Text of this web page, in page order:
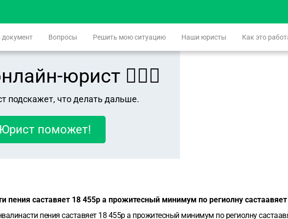
документ Вопросы Решить мою ситуацию Наши юристы Как это
юрист 👨🏻‍⚖️
подскажет, что делать дальше.
поможет!
пения саставяет 18 455р а прожитесный минимум по региолну
пения саставяет 18 455р а прожитесный минимум по региолну